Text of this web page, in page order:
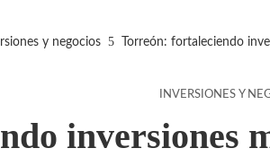
y negocios Torreón: fortaleciendo
INVERSIONES Y
inversiones